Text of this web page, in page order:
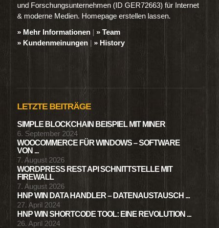
und Forschungsunternehmen (ID GER72663) für Internet
& moderne Medien. Homepage erstellen lassen.
» Mehr Informationen | » Team
» Kundenmeinungen | » History
LETZTE BEITRÄGE
SIMPLE BLOCKCHAIN BEISPIEL MIT MINER
6. September 2024
WOOCOMMERCE FÜR WINDOWS – SOFTWARE
VON ...
7. August 2026
WORDPRESS REST API SCHNITTSTELLE MIT
FIREWALL
7. August 2026
HNP WIN DATA HANDLER – DATENAUSTAUSCH ...
27. April 2024
HNP WIN SHORTCODE TOOL: EINE REVOLUTION ...
26. April 2024